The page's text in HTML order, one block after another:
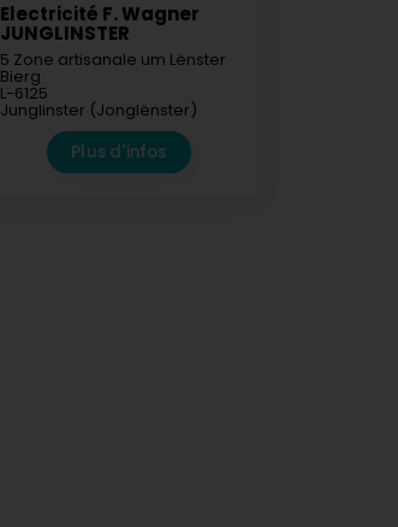
Electricité F. Wagner
JUNGLINSTER
5 Zone artisanale um Lënster
Bierg
L-6125
Junglinster (Jonglënster)
Plus d'infos